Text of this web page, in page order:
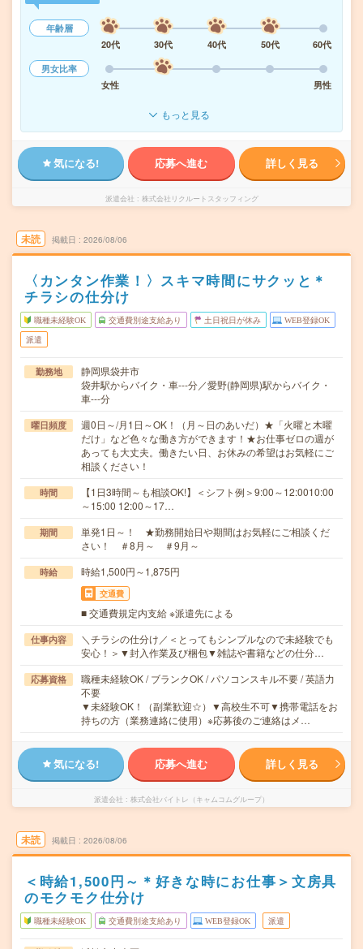
年齢層
20代
30代 40代 50代
60代
男女比率
女性
男性
もっと見る
気になる! 応募へ進む 詳しく見る
派遣会社 株式会社リクルートスタッフィング
未読 掲載日 2026/08/06
〈カンタン作業！〉スキマ時間にサクッと＊
チラシの仕分け
職種未経験OK 交通費別途支給あり 土日祝日が休み WEB登録OK
派遣
勤務地
静岡県袋井市
袋井駅からバイク・車---分／愛野(静岡県)駅からバイク・
車---分
曜日頻度
週0日～/月1日～OK！（月～日のあいだ）★「火曜と木曜
だけ」など色々な働き方ができます！★お仕事ゼロの週が
あっても大丈夫。働きたい日、お休みの希望はお気軽にご
相談ください！
時間
【1日3時間～も相談OK!】＜シフト例＞9:00～12:0010:00
～15:00 12:00～17…
期間
単発1日～！ ★勤務開始日や期間はお気軽にご相談くだ
さい！ ＃8月～ ＃9月～
時給 時給1,500円～1,875円
交通費
■ 交通費規定内支給 ※派遣先による
仕事内容
＼チラシの仕分け／＜とってもシンプルなので未経験でも
安心！＞▼封入作業及び梱包▼雑誌や書籍などの仕分…
応募資格
職種未経験OK / ブランクOK / パソコンスキル不要 / 英語力
不要
▼未経験OK！（副業歓迎☆）▼高校生不可▼携帯電話をお
持ちの方（業務連絡に使用）※応募後のご連絡はメ…
気になる! 応募へ進む 詳しく見る
派遣会社 株式会社バイトレ（キャムコムグループ）
未読 掲載日 2026/08/06
＜時給1,500円～＊好きな時にお仕事＞文房具
のモクモク仕分け
職種未経験OK 交通費別途支給あり WEB登録OK 派遣